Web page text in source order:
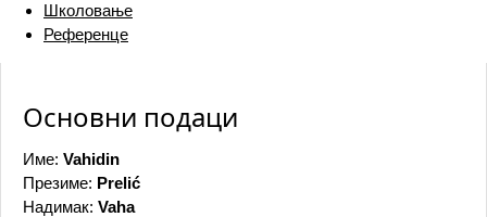
Школовање
Референце
Основни подаци
Име: Vahidin
Презиме: Prelić
Надимак: Vaha